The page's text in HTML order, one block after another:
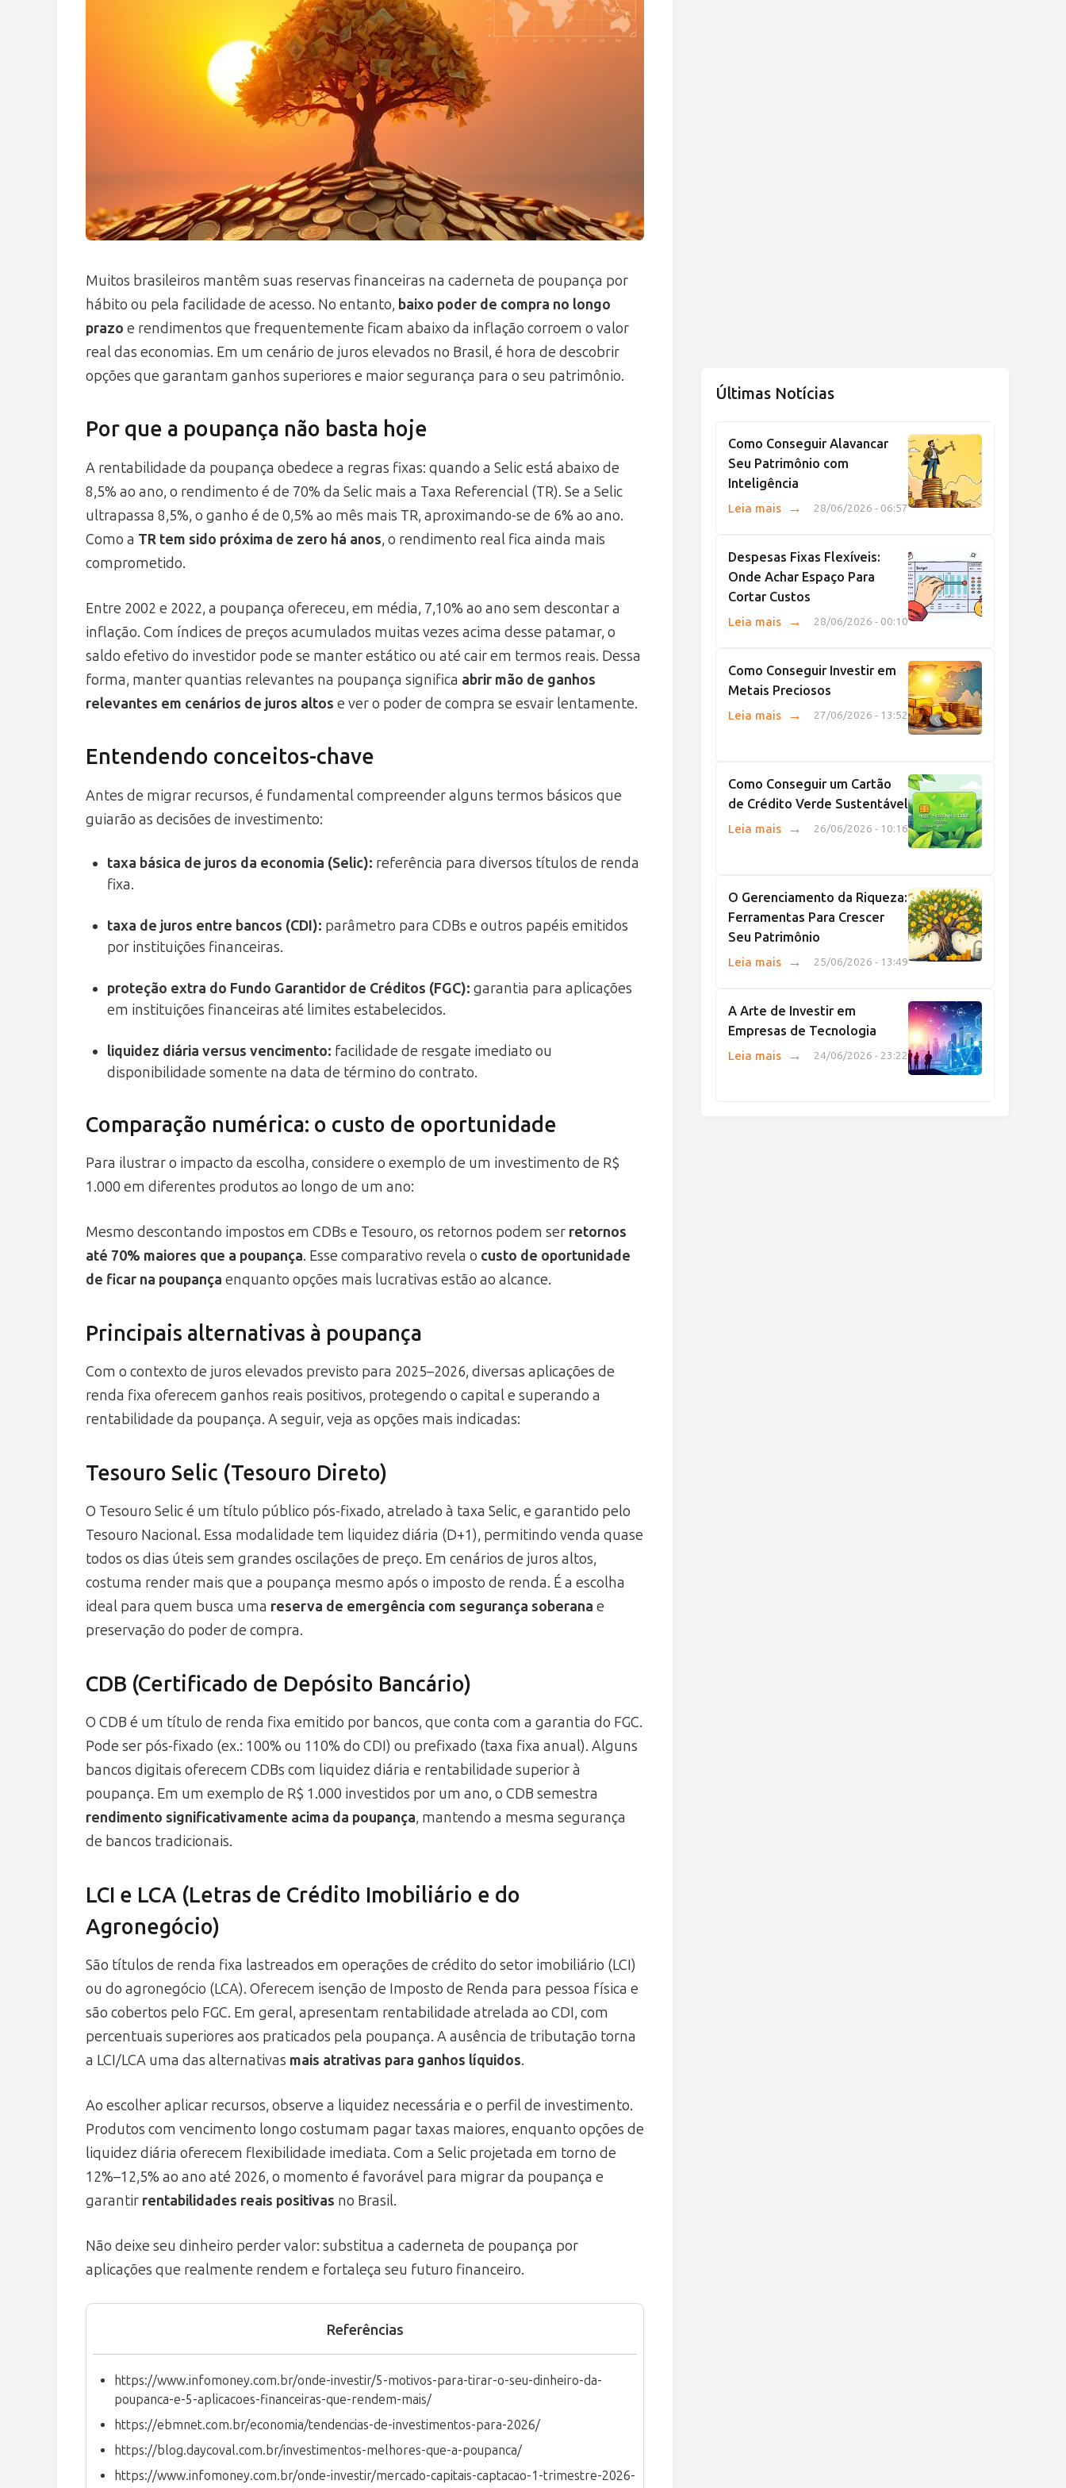
Muitos brasileiros mantêm suas reservas financeiras na caderneta de poupança por
hábito ou pela facilidade de acesso. No entanto, baixo poder de compra no longo
prazo e rendimentos que frequentemente ficam abaixo da inflação corroem o valor
real das economias. Em um cenário de juros elevados no Brasil, é hora de descobrir
opções que garantam ganhos superiores e maior segurança para o seu patrimônio.
Por que a poupança não basta hoje
A rentabilidade da poupança obedece a regras fixas: quando a Selic está abaixo de
8,5% ao ano, o rendimento é de 70% da Selic mais a Taxa Referencial (TR). Se a Selic
ultrapassa 8,5%, o ganho é de 0,5% ao mês mais TR, aproximando-se de 6% ao ano.
Como a TR tem sido próxima de zero há anos, o rendimento real fica ainda mais
comprometido.
Entre 2002 e 2022, a poupança ofereceu, em média, 7,10% ao ano sem descontar a
inflação. Com índices de preços acumulados muitas vezes acima desse patamar, o
saldo efetivo do investidor pode se manter estático ou até cair em termos reais. Dessa
forma, manter quantias relevantes na poupança significa abrir mão de ganhos
relevantes em cenários de juros altos e ver o poder de compra se esvair lentamente.
Entendendo conceitos-chave
Antes de migrar recursos, é fundamental compreender alguns termos básicos que
guiarão as decisões de investimento:
taxa básica de juros da economia (Selic): referência para diversos títulos de renda
fixa.
taxa de juros entre bancos (CDI): parâmetro para CDBs e outros papéis emitidos
por instituições financeiras.
proteção extra do Fundo Garantidor de Créditos (FGC): garantia para aplicações
em instituições financeiras até limites estabelecidos.
liquidez diária versus vencimento: facilidade de resgate imediato ou
disponibilidade somente na data de término do contrato.
Comparação numérica: o custo de oportunidade
Para ilustrar o impacto da escolha, considere o exemplo de um investimento de R$
1.000 em diferentes produtos ao longo de um ano:
Mesmo descontando impostos em CDBs e Tesouro, os retornos podem ser retornos
até 70% maiores que a poupança. Esse comparativo revela o custo de oportunidade
de ficar na poupança enquanto opções mais lucrativas estão ao alcance.
Principais alternativas à poupança
Com o contexto de juros elevados previsto para 2025–2026, diversas aplicações de
renda fixa oferecem ganhos reais positivos, protegendo o capital e superando a
rentabilidade da poupança. A seguir, veja as opções mais indicadas:
Tesouro Selic (Tesouro Direto)
O Tesouro Selic é um título público pós-fixado, atrelado à taxa Selic, e garantido pelo
Tesouro Nacional. Essa modalidade tem liquidez diária (D+1), permitindo venda quase
todos os dias úteis sem grandes oscilações de preço. Em cenários de juros altos,
costuma render mais que a poupança mesmo após o imposto de renda. É a escolha
ideal para quem busca uma reserva de emergência com segurança soberana e
preservação do poder de compra.
CDB (Certificado de Depósito Bancário)
O CDB é um título de renda fixa emitido por bancos, que conta com a garantia do FGC.
Pode ser pós-fixado (ex.: 100% ou 110% do CDI) ou prefixado (taxa fixa anual). Alguns
bancos digitais oferecem CDBs com liquidez diária e rentabilidade superior à
poupança. Em um exemplo de R$ 1.000 investidos por um ano, o CDB semestra
rendimento significativamente acima da poupança, mantendo a mesma segurança
de bancos tradicionais.
LCI e LCA (Letras de Crédito Imobiliário e do
Agronegócio)
São títulos de renda fixa lastreados em operações de crédito do setor imobiliário (LCI)
ou do agronegócio (LCA). Oferecem isenção de Imposto de Renda para pessoa física e
são cobertos pelo FGC. Em geral, apresentam rentabilidade atrelada ao CDI, com
percentuais superiores aos praticados pela poupança. A ausência de tributação torna
a LCI/LCA uma das alternativas mais atrativas para ganhos líquidos.
Ao escolher aplicar recursos, observe a liquidez necessária e o perfil de investimento.
Produtos com vencimento longo costumam pagar taxas maiores, enquanto opções de
liquidez diária oferecem flexibilidade imediata. Com a Selic projetada em torno de
12%–12,5% ao ano até 2026, o momento é favorável para migrar da poupança e
garantir rentabilidades reais positivas no Brasil.
Não deixe seu dinheiro perder valor: substitua a caderneta de poupança por
aplicações que realmente rendem e fortaleça seu futuro financeiro.
Referências
https://www.infomoney.com.br/onde-investir/5-motivos-para-tirar-o-seu-dinheiro-da-
poupanca-e-5-aplicacoes-financeiras-que-rendem-mais/
https://ebmnet.com.br/economia/tendencias-de-investimentos-para-2026/
https://blog.daycoval.com.br/investimentos-melhores-que-a-poupanca/
https://www.infomoney.com.br/onde-investir/mercado-capitais-captacao-1-trimestre-2026-
Últimas Notícias
Como Conseguir Alavancar
Seu Patrimônio com
Inteligência
28/06/2026 - 06:57
Leia mais →
Despesas Fixas Flexíveis:
Onde Achar Espaço Para
Cortar Custos
28/06/2026 - 00:10
Leia mais →
Como Conseguir Investir em
Metais Preciosos
27/06/2026 - 13:52
Leia mais →
Como Conseguir um Cartão
de Crédito Verde Sustentável
26/06/2026 - 10:16
Leia mais →
O Gerenciamento da Riqueza:
Ferramentas Para Crescer
Seu Patrimônio
25/06/2026 - 13:49
Leia mais →
A Arte de Investir em
Empresas de Tecnologia
24/06/2026 - 23:22
Leia mais →